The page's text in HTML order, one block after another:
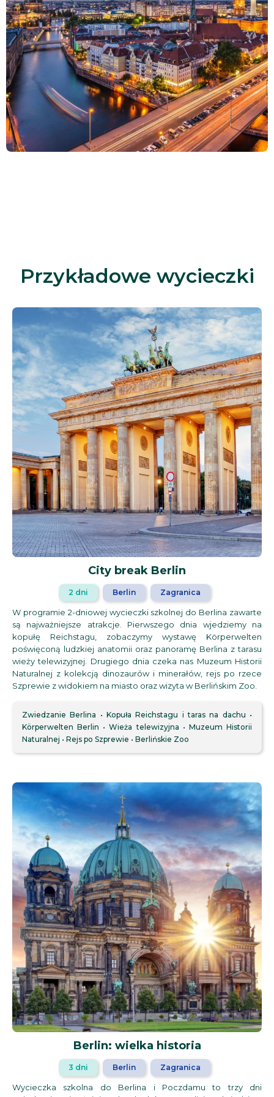
Przykładowe wycieczki
City break Berlin
2 dni Berlin Zagranica
W programie 2-dniowej wycieczki szkolnej do Berlina zawarte
są najważniejsze atrakcje. Pierwszego dnia wjedziemy na
kopułę Reichstagu, zobaczymy wystawę Körperwelten
poświęconą ludzkiej anatomii oraz panoramę Berlina z tarasu
wieży telewizyjnej. Drugiego dnia czeka nas Muzeum Historii
Naturalnej z kolekcją dinozaurów i minerałów, rejs po rzece
Szprewie z widokiem na miasto oraz wizyta w Berlińskim Zoo.
Zwiedzanie Berlina
Kopuła Reichstagu i taras na dachu
Körperwelten Berlin
Wieża telewizyjna
Muzeum Historii
Naturalnej
Rejs po Szprewie Berlińskie Zoo
Berlin: wielka historia
3 dni Berlin Zagranica
Wycieczka szkolna do Berlina i Poczdamu to trzy dni